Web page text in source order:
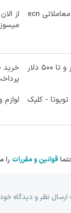
۵۰ درصد کش بک در حساب معاملاتی ecn
معاملات فارکس اسپرد از صفر و تا ۵۰۰ دلار
خرید
پرداخت 12
- کلیک
قوانین و مقررات را
نظر و دیدگاه